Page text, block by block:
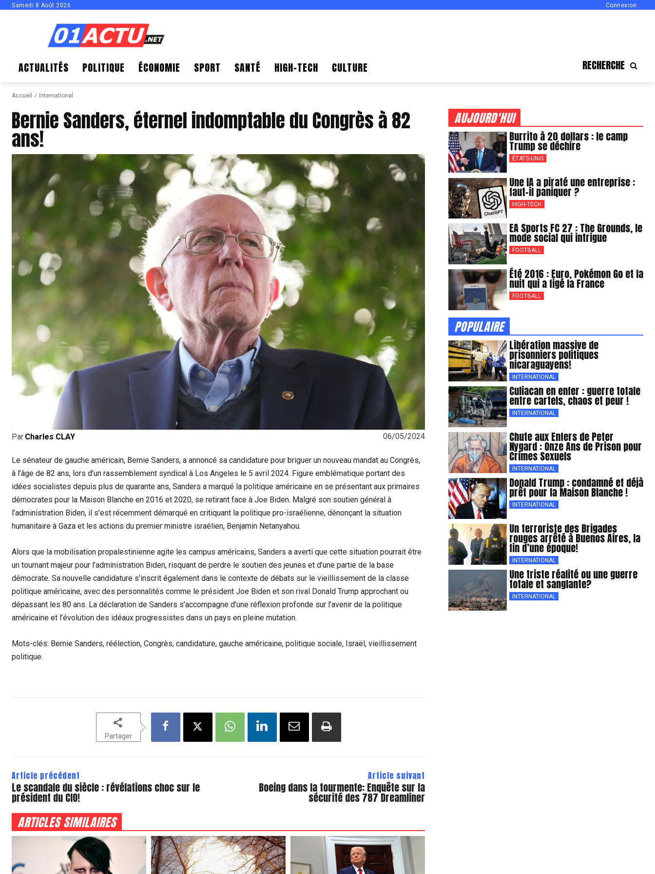
Samedi 8 Août 2026 Connexion
ACTUALITÉS POLITIQUE ÉCONOMIE SPORT SANTÉ HIGH-TECH CULTURE RECHERCHE
Accueil International
Bernie Sanders, éternel indomptable du Congrès à 82
ans!
06/05/2024
Par Charles CLAY
Le sénateur de gauche américain, Bernie Sanders, a annoncé sa candidature pour briguer un nouveau mandat au Congrès,
à l’âge de 82 ans, lors d’un rassemblement syndical à Los Angeles le 5 avril 2024. Figure emblématique portant des
idées socialistes depuis plus de quarante ans, Sanders a marqué la politique américaine en se présentant aux primaires
démocrates pour la Maison Blanche en 2016 et 2020, se retirant face à Joe Biden. Malgré son soutien général à
l’administration Biden, il s’est récemment démarqué en critiquant la politique pro-israélienne, dénonçant la situation
humanitaire à Gaza et les actions du premier ministre israélien, Benjamin Netanyahou.
Alors que la mobilisation propalestinienne agite les campus américains, Sanders a averti que cette situation pourrait être
un tournant majeur pour l’administration Biden, risquant de perdre le soutien des jeunes et d’une partie de la base
démocrate. Sa nouvelle candidature s’inscrit également dans le contexte de débats sur le vieillissement de la classe
politique américaine, avec des personnalités comme le président Joe Biden et son rival Donald Trump approchant ou
dépassant les 80 ans. La déclaration de Sanders s’accompagne d’une réflexion profonde sur l’avenir de la politique
américaine et l’évolution des idéaux progressistes dans un pays en pleine mutation.
Mots-clés: Bernie Sanders, réélection, Congrès, candidature, gauche américaine, politique sociale, Israël, vieillissement
politique.
Partager
Article précédent
Le scandale du siècle : révélations choc sur le
président du CIO!
Article suivant
Boeing dans la tourmente: Enquête sur la
sécurité des 787 Dreamliner
ARTICLES SIMILAIRES
AUJOURD'HUI
Burrito à 20 dollars : le camp
Trump se déchire
ÉTATS-UNIS
Une IA a piraté une entreprise :
faut-il paniquer ?
HIGH-TECH
EA Sports FC 27 : The Grounds, le
mode social qui intrigue
FOOTBALL
Été 2016 : Euro, Pokémon Go et la
nuit qui a figé la France
FOOTBALL
POPULAIRE
Libération massive de
prisonniers politiques
nicaraguayens!
INTERNATIONAL
Culiacan en enfer : guerre totale
entre cartels, chaos et peur !
INTERNATIONAL
Chute aux Enfers de Peter
Nygard : Onze Ans de Prison pour
Crimes Sexuels
INTERNATIONAL
Donald Trump : condamné et déjà
prêt pour la Maison Blanche !
INTERNATIONAL
Un terroriste des Brigades
rouges arrêté à Buenos Aires, la
fin d’une époque!
INTERNATIONAL
Une triste réalité ou une guerre
totale et sanglante?
INTERNATIONAL